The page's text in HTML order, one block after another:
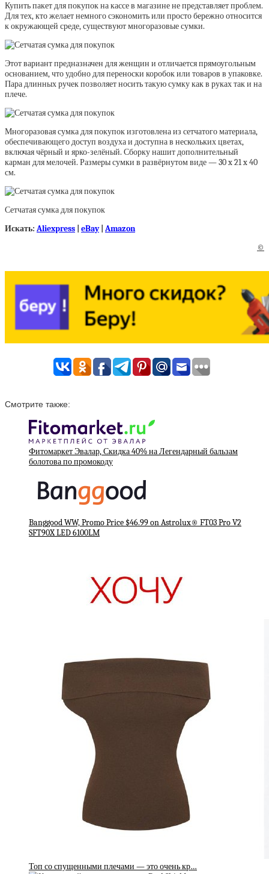
Купить пакет для покупок на кассе в магазине не представляет проблем.
Для тех, кто желает немного сэкономить или просто бережно относится
к окружающей среде, существуют многоразовые сумки.
Этот вариант предназначен для женщин и отличается прямоугольным
основанием, что удобно для переноски коробок или товаров в упаковке.
Пара длинных ручек позволяет носить такую сумку как в руках так и на
плече.
Многоразовая сумка для покупок изготовлена из сетчатого материала,
обеспечивающего доступ воздуха и доступна в нескольких цветах,
включая чёрный и ярко-зелёный. Сборку нашит дополнительный
карман для мелочей. Размеры сумки в развёрнутом виде — 30 x 21 x 40
см.
Сетчатая сумка для покупок
Искать: Aliexpress eBay| Amazon
©
Смотрите также:
Фитомаркет Эвалар, Скидка 40% на Легендарный бальзам
болотова по промокоду
Banggood WW, Promo Price $46.99 on Astrolux® FT03 Pro V2
SFT90X LED 6100LM
Топ со спущенными плечами — это очень кр…